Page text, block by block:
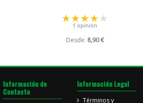
1 opinión
Desde: 8,90 €
Información de
Contacto
Información Legal
Términos y